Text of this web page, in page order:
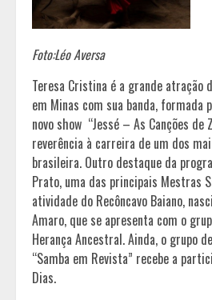
Foto:Léo Aversa
Teresa Cristina é a grande atração
em Minas com sua banda, formada
novo show “Jessé – As Canções de
reverência à carreira de um dos
brasileira. Outro destaque da
Prato, uma das principais Mestras
atividade do Recôncavo Baiano,
Amaro, que se apresenta com o
Herança Ancestral. Ainda, o grupo
“Samba em Revista” recebe a
Dias.